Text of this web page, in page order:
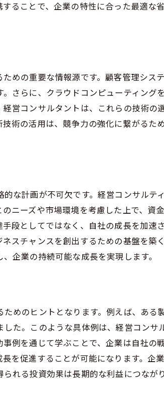
新たな市場開拓の可能性
による運用コストの削減
金の役割とその活用法
化の具体的事例
案する最適化戦略の実践
ステップバイステップガイド
る企業の直面する課題と解決法
補助金申請の成功術
る補助金活用の効率的な手続き
ためのコンサルタントの役割
た補助金活用戦略の策定
化投資補助金の活用法
業競争力の強化戦略
補助金活用技術
たらす競争力アップの秘訣
で競争力を高める方法
ることで、企業の特性に合った最適な
めの重要な情報源です。顧客管理シス
さらに、クラウドコンピューティング
営コンサルタントは、これらの技術の
術の活用は、競争力の強化に繋がるた
な計画が不可欠です。経営コンサルテ
ニーズや市場環境を考慮した上で、資
段としてではなく、自社の成長を加速
スチャンスを創出するための基盤を築
企業の持続可能な成長を実現します。
めのヒントとなります。例えば、ある
た。このような具体例は、経営コンサ
例を通じて学ぶことで、企業は自社の
を促進することが可能になります。企
れる投資効果は長期的な利益につながり